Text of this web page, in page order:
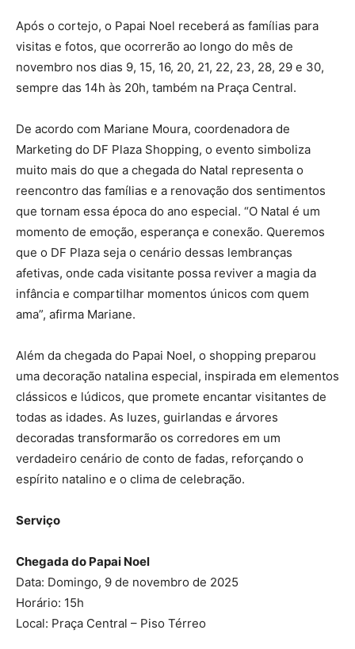
Após o cortejo, o Papai Noel receberá as famílias para
visitas e fotos, que ocorrerão ao longo do mês de
novembro nos dias 9, 15, 16, 20, 21, 22, 23, 28, 29 e 30,
sempre das 14h às 20h, também na Praça Central.
De acordo com Mariane Moura, coordenadora de
Marketing do DF Plaza Shopping, o evento simboliza
muito mais do que a chegada do Natal representa o
reencontro das famílias e a renovação dos sentimentos
que tornam essa época do ano especial. “O Natal é um
momento de emoção, esperança e conexão. Queremos
que o DF Plaza seja o cenário dessas lembranças
afetivas, onde cada visitante possa reviver a magia da
infância e compartilhar momentos únicos com quem
ama”, afirma Mariane.
Além da chegada do Papai Noel, o shopping preparou
uma decoração natalina especial, inspirada em elementos
clássicos e lúdicos, que promete encantar visitantes de
todas as idades. As luzes, guirlandas e árvores
decoradas transformarão os corredores em um
verdadeiro cenário de conto de fadas, reforçando o
espírito natalino e o clima de celebração.
Serviço
Chegada do Papai Noel
Data: Domingo, 9 de novembro de 2025
Horário: 15h
Local: Praça Central – Piso Térreo